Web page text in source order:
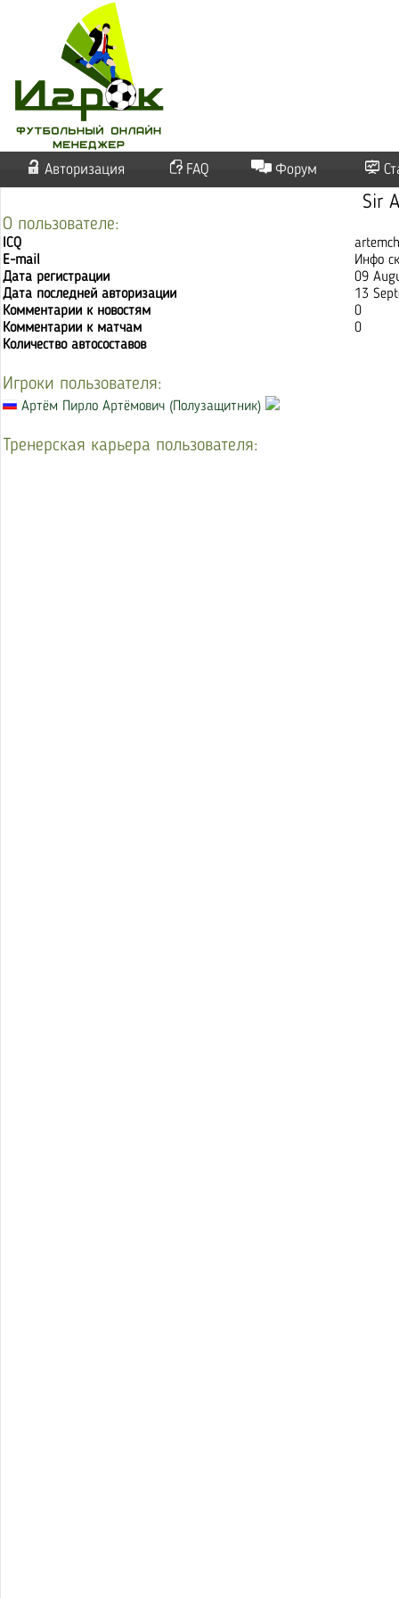
Авторизация FAQ Форум
Sir
О пользователе:
ICQ
E-mail
Инфо
Дата регистрации
09
Дата последней авторизации
13
Комментарии к новостям
0
Комментарии к матчам
0
Количество автосоставов
Игроки пользователя:
Артём Пирло Артёмович (Полузащитник)
Тренерская карьера пользователя: